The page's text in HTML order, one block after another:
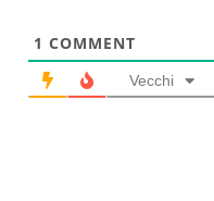
1 COMMENT
Vecchi